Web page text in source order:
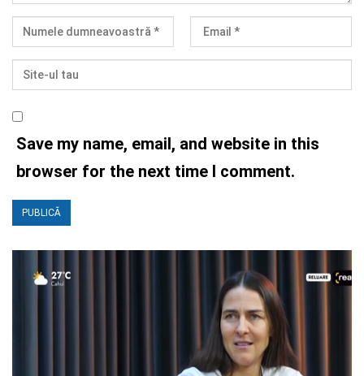
Save my name, email, and website in this
browser for the next time I comment.